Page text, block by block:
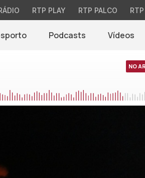
RTP PLAY RTP PALCO
Podcasts Vídeos
NO AR